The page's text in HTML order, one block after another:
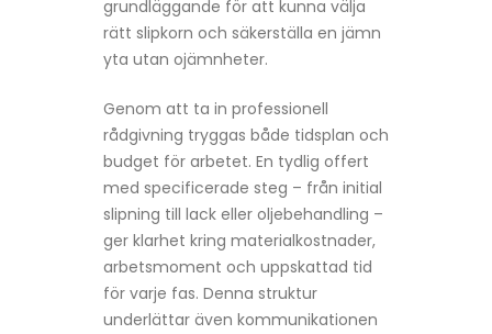
grundläggande för att kunna välja
rätt slipkorn och säkerställa en jämn
yta utan ojämnheter.
Genom att ta in professionell
rådgivning tryggas både tidsplan och
budget för arbetet. En tydlig offert
med specificerade steg – från initial
slipning till lack eller oljebehandling –
ger klarhet kring materialkostnader,
arbetsmoment och uppskattad tid
för varje fas. Denna struktur
underlättar även kommunikationen